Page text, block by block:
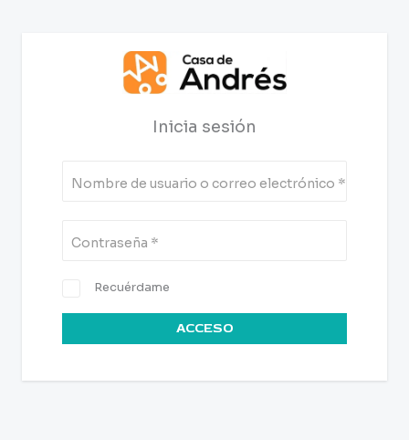
Inicia sesión
Nombre de usuario o correo electrónico *
Contraseña *
Recuérdame
ACCESO